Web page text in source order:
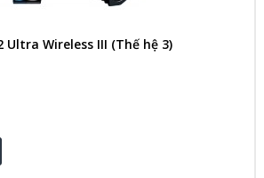
Ultra Wireless III (Thế hệ 3)